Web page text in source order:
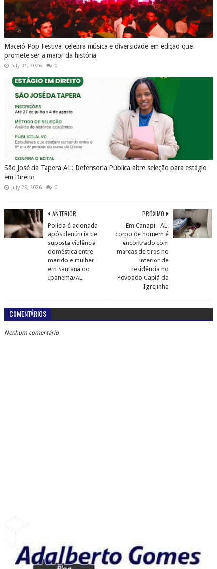
Maceió Pop Festival celebra música e diversidade em edição que
promete ser a maior da história
July 31, 2026 0
São José da Tapera-AL: Defensoria Pública abre seleção para estágio
em Direito
July 29, 2026 0
PRÓXIMO
Em Canapi - AL,
corpo de homem é
encontrado com
marcas de tiros no
interior de
residência no
Povoado Capiá da
Igrejinha
ANTERIOR
Polícia é acionada
após denúncia de
suposta violência
doméstica entre
marido e mulher
em Santana do
Ipanema/AL
COMENTÁRIOS
Nenhum comentário